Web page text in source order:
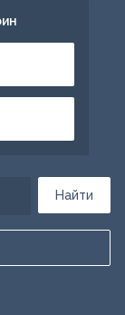
Найти